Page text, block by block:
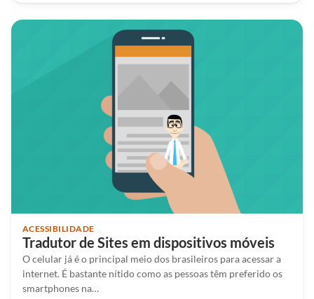
ACESSIBILIDADE
Tradutor de Sites em dispositivos móveis
O celular já é o principal meio dos brasileiros para acessar a
internet. É bastante nítido como as pessoas têm preferido os
smartphones na…